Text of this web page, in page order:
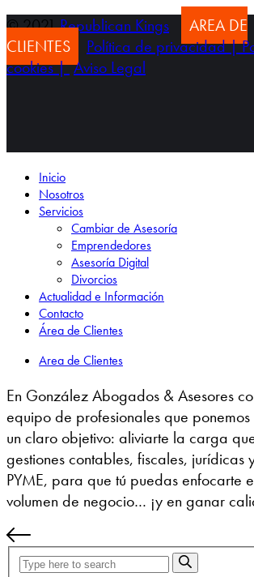
© 2021Republican Kings
AREA DE
CLIENTES
Política de privacidad |
cookies |Aviso Legal
Inicio
Nosotros
Servicios
Cambiar de Asesoría
Emprendedores
Asesoría Digital
Divorcios
Actualidad e Información
Contacto
Área de Clientes
Area de Clientes
En González Abogados & Asesores
equipo de profesionales que ponemos
un claro objetivo: aliviarte la carga
gestiones contables, fiscales, jurídicas
PYME, para que tú puedas enfocarte
volumen de negocio… ¡y en ganar